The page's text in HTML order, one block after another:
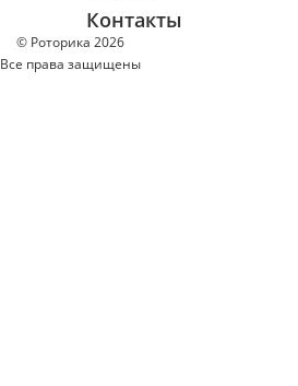
© Роторика 2026
Все права защищены
Контакты